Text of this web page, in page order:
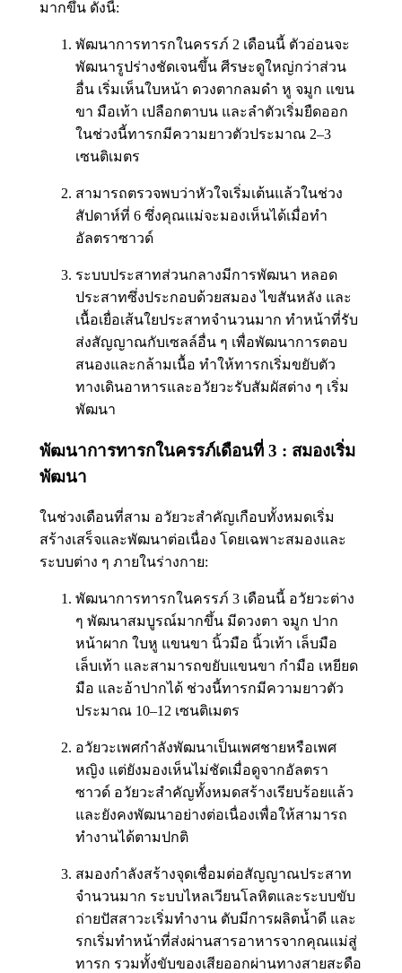
มากขึ้น ดังนี้:
พัฒนาการทารกในครรภ์ 2 เดือนนี้ ตัวอ่อนจะ
พัฒนารูปร่างชัดเจนขึ้น ศีรษะดูใหญ่กว่าส่วน
อื่น เริ่มเห็นใบหน้า ดวงตากลมดำ หู จมูก แขน
ขา มือเท้า เปลือกตาบน และลำตัวเริ่มยืดออก
ในช่วงนี้ทารกมีความยาวตัวประมาณ 2–3
เซนติเมตร
สามารถตรวจพบว่าหัวใจเริ่มเต้นแล้วในช่วง
สัปดาห์ที่ 6 ซึ่งคุณแม่จะมองเห็นได้เมื่อทำ
อัลตราซาวด์
ระบบประสาทส่วนกลางมีการพัฒนา หลอด
ประสาทซึ่งประกอบด้วยสมอง ไขสันหลัง และ
เนื้อเยื่อเส้นใยประสาทจำนวนมาก ทำหน้าที่รับ
ส่งสัญญาณกับเซลล์อื่น ๆ เพื่อพัฒนาการตอบ
สนองและกล้ามเนื้อ ทำให้ทารกเริ่มขยับตัว
ทางเดินอาหารและอวัยวะรับสัมผัสต่าง ๆ เริ่ม
พัฒนา
พัฒนาการทารกในครรภ์เดือนที่ 3 : สมองเริ่ม
พัฒนา
ในช่วงเดือนที่สาม อวัยวะสำคัญเกือบทั้งหมดเริ่ม
สร้างเสร็จและพัฒนาต่อเนื่อง โดยเฉพาะสมองและ
ระบบต่าง ๆ ภายในร่างกาย:
พัฒนาการทารกในครรภ์ 3 เดือนนี้ อวัยวะต่าง
ๆ พัฒนาสมบูรณ์มากขึ้น มีดวงตา จมูก ปาก
หน้าผาก ใบหู แขนขา นิ้วมือ นิ้วเท้า เล็บมือ
เล็บเท้า และสามารถขยับแขนขา กำมือ เหยียด
มือ และอ้าปากได้ ช่วงนี้ทารกมีความยาวตัว
ประมาณ 10–12 เซนติเมตร
อวัยวะเพศกำลังพัฒนาเป็นเพศชายหรือเพศ
หญิง แต่ยังมองเห็นไม่ชัดเมื่อดูจากอัลตรา
ซาวด์ อวัยวะสำคัญทั้งหมดสร้างเรียบร้อยแล้ว
และยังคงพัฒนาอย่างต่อเนื่องเพื่อให้สามารถ
ทำงานได้ตามปกติ
สมองกำลังสร้างจุดเชื่อมต่อสัญญาณประสาท
จำนวนมาก ระบบไหลเวียนโลหิตและระบบขับ
ถ่ายปัสสาวะเริ่มทำงาน ตับมีการผลิตน้ำดี และ
รกเริ่มทำหน้าที่ส่งผ่านสารอาหารจากคุณแม่สู่
ทารก รวมทั้งขับของเสียออกผ่านทางสายสะดือ